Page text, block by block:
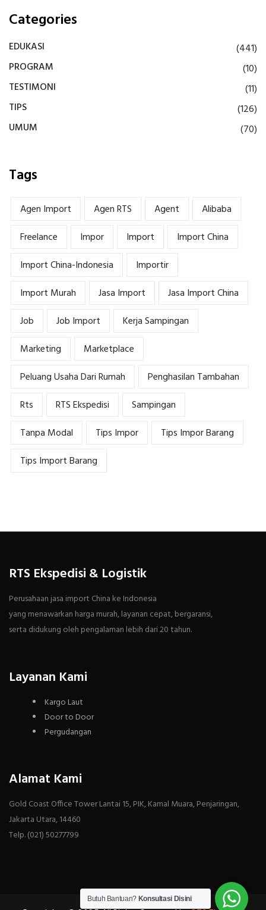
Categories
EDUKASI
(441)
PROGRAM
(10)
TESTIMONI
(11)
TIPS
(126)
UMUM
(70)
Tags
Agen Import Agen RTS Agent
Alibaba
Freelance
Impor Import
Import China
Import China-Indonesia
Importir
Import Murah
Jasa Import
Jasa Import China
Job
Job Import
Kerja Sampingan
Marketing
Marketplace
Peluang Usaha Dari Rumah
Penghasilan Tambahan
Rts
RTS Ekspedisi
Sampingan
Tanpa Modal
Tips Impor
Tips Impor Barang
Tips Import Barang
RTS Ekspedisi & Logistik
Perusahaan jasa import China ke Indonesia
yang menawarkan harga murah, layanan cepat, bergaransi,
serta didukung oleh pengalaman lebih dari 20 tahun.
Layanan Kami
Kargo Laut
Door to Door
Pergudangan
Alamat Kami
Gold Coast Office Tower Lantai 15, PIK, Kamal Muara, Penjaringan,
Jakarta Utara, 14460
Telp. (021) 50277799
Butuh Bantuan? Konsultasi Disini